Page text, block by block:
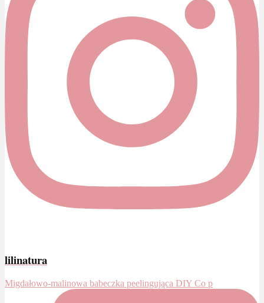
lilinatura
Migdałowo-malinowa babeczka peelingująca DIY Co p